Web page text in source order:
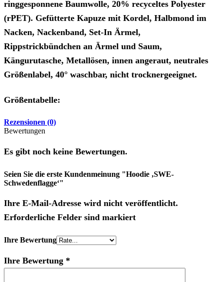
ringgesponnene Baumwolle, 20% recyceltes Polyester
(rPET). Gefütterte Kapuze mit Kordel, Halbmond im
Nacken, Nackenband, Set-In Ärmel,
Rippstrickbündchen an Ärmel und Saum,
Kängurutasche, Metallösen, innen angeraut, neutrales
Größenlabel, 40° waschbar, nicht trocknergeeignet.
Größentabelle:
Rezensionen (0)
Bewertungen
Es gibt noch keine Bewertungen.
Seien Sie die erste Kundenmeinung "Hoodie ‚SWE-
Schwedenflagge‘"
Ihre E-Mail-Adresse wird nicht veröffentlicht.
Erforderliche Felder sind markiert
Ihre Bewertung
Ihre Bewertung *